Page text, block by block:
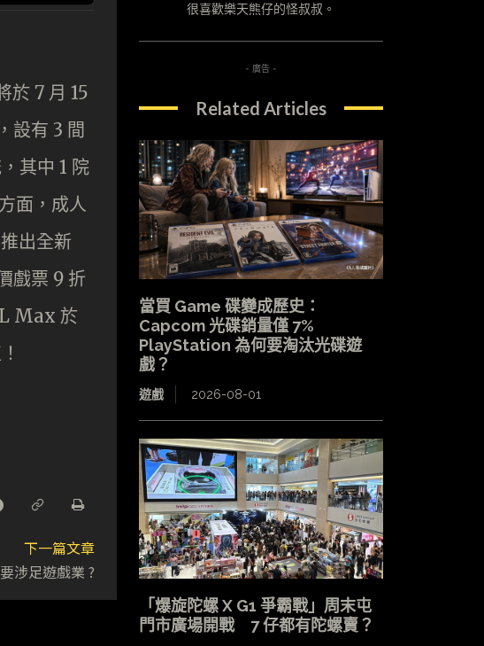
於 7 月 15
設有 3 間
其中 1 院
面，成人
出全新
戲票 9 折
Max 於
下一篇文章
涉足遊戲業 ?
很喜歡樂天熊仔的怪叔叔。
- 廣告 -
Related Articles
當買 Game 碟變成歷史：
Capcom 光碟銷量僅 7%
PlayStation 為何要淘汰光碟遊
戲？
遊戲 2026-08-01
「爆旋陀螺 X G1 爭霸戰」周末屯
門市廣場開戰 7 仔都有陀螺賣？